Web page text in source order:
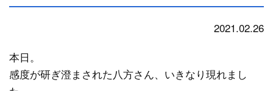
2021.02.26
本日。
感度が研ぎ澄まされた八方さん、いきなり現れまし